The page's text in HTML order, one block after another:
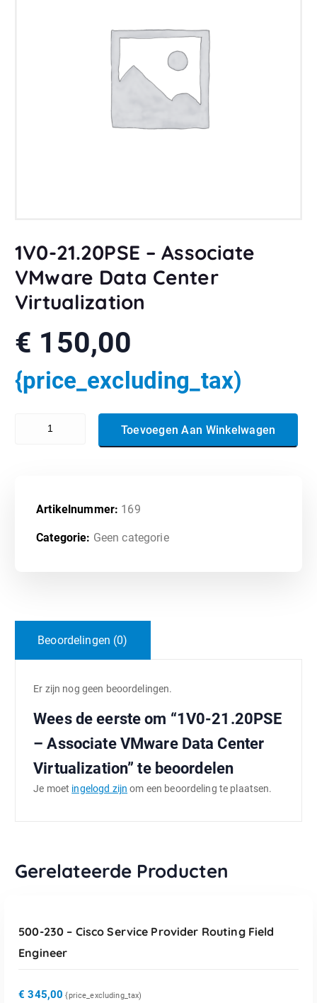
1V0-21.20PSE – Associate
VMware Data Center
Virtualization
€ 150,00
{price_excluding_tax)
Toevoegen Aan Winkelwagen
Artikelnummer: 169
Categorie: Geen categorie
Beoordelingen (0)
Er zijn nog geen beoordelingen.
Wees de eerste om “1V0-21.20PSE
– Associate VMware Data Center
Virtualization” te beoordelen
Je moet ingelogd zijn om een beoordeling te plaatsen.
Gerelateerde Producten
500-230 – Cisco Service Provider Routing Field
Engineer
€ 345,00 {price_excluding_tax)